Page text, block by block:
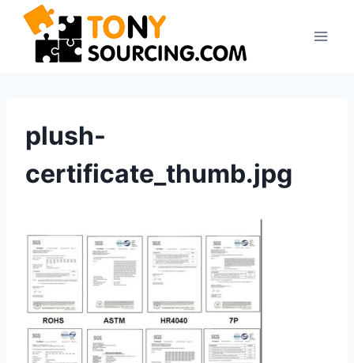
Pular
plush-
certificate_thumb.jpg